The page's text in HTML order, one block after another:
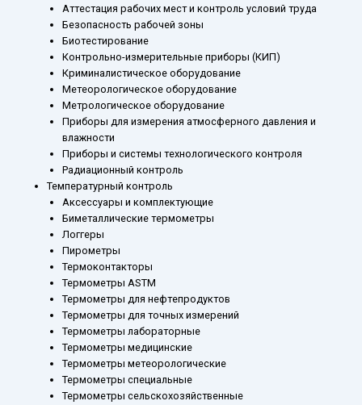
Аттестация рабочих мест и контроль условий труда
Безопасность рабочей зоны
Биотестирование
Контрольно-измерительные приборы (КИП)
Криминалистическое оборудование
Метеорологическое оборудование
Метрологическое оборудование
Приборы для измерения атмосферного давления и
влажности
Приборы и системы технологического контроля
Радиационный контроль
Температурный контроль
Аксессуары и комплектующие
Биметаллические термометры
Логгеры
Пирометры
Термоконтакторы
Термометры ASTM
Термометры для нефтепродуктов
Термометры для точных измерений
Термометры лабораторные
Термометры медицинские
Термометры метеорологические
Термометры специальные
Термометры сельскохозяйственные